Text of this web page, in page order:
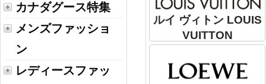
カナダグース特集
メンズファッショ
ン
レディースファッ
ルイ ヴィトン LOUIS
VUITTON